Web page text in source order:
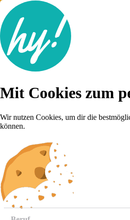
Lebenslauf
Karriere-Tipps
Anmelden
weitere
Jobs anzeigen
Mit Cookies zum
Wir nutzen Cookies, um dir die
können.